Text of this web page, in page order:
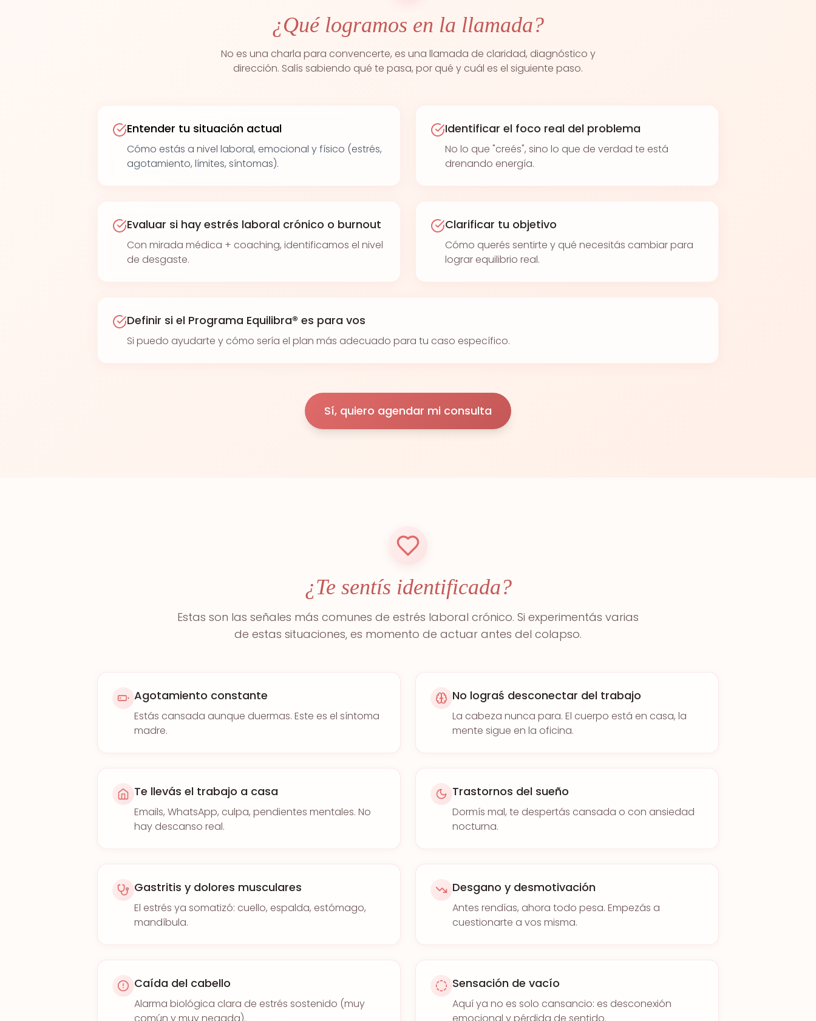
¿Qué logramos en la llamada?
No es una charla para convencerte, es una llamada de claridad, diagnóstico y
dirección. Salís sabiendo qué te pasa, por qué y cuál es el siguiente paso.
Entender tu situación actual
Cómo estás a nivel laboral, emocional y físico (estrés,
agotamiento, límites, síntomas).
Identificar el foco real del problema
No lo que "creés", sino lo que de verdad te está
drenando energía.
Evaluar si hay estrés laboral crónico o burnout
Con mirada médica + coaching, identificamos el nivel
de desgaste.
Clarificar tu objetivo
Cómo querés sentirte y qué necesitás cambiar para
lograr equilibrio real.
Definir si el Programa Equilibra® es para vos
Si puedo ayudarte y cómo sería el plan más adecuado para tu caso específico.
Sí, quiero agendar mi consulta
¿Te sentís identificada?
Estas son las señales más comunes de estrés laboral crónico. Si experimentás varias
de estas situaciones, es momento de actuar antes del colapso.
Agotamiento constante
Estás cansada aunque duermas. Este es el síntoma
madre.
No lograś desconectar del trabajo
La cabeza nunca para. El cuerpo está en casa, la
mente sigue en la oficina.
Te llevás el trabajo a casa
Emails, WhatsApp, culpa, pendientes mentales. No
hay descanso real.
Trastornos del sueño
Dormís mal, te despertás cansada o con ansiedad
nocturna.
Gastritis y dolores musculares
El estrés ya somatizó: cuello, espalda, estómago,
mandíbula.
Desgano y desmotivación
Antes rendías, ahora todo pesa. Empezás a
cuestionarte a vos misma.
Caída del cabello
Alarma biológica clara de estrés sostenido (muy
Sensación de vacío
Aquí ya no es solo cansancio: es desconexión